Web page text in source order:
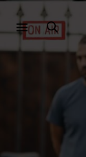
Sari
la
meniu
Sari
la
conținut